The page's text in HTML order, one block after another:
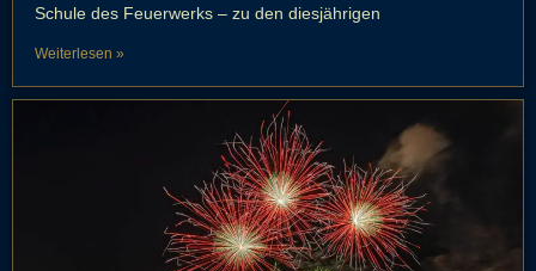
Schule des Feuerwerks – zu den diesjährigen
Weiterlesen »